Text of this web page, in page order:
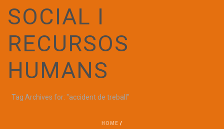
SOCIAL I
RECURSOS
HUMANS
Tag Archives for: "accident de treball"
HOME /